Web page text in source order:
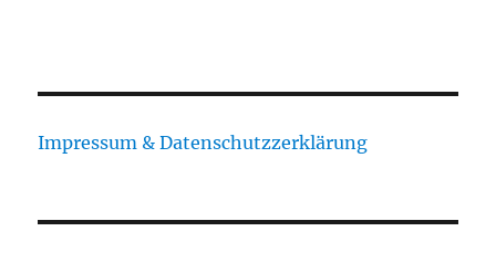
Impressum & Datenschutzzerklärung